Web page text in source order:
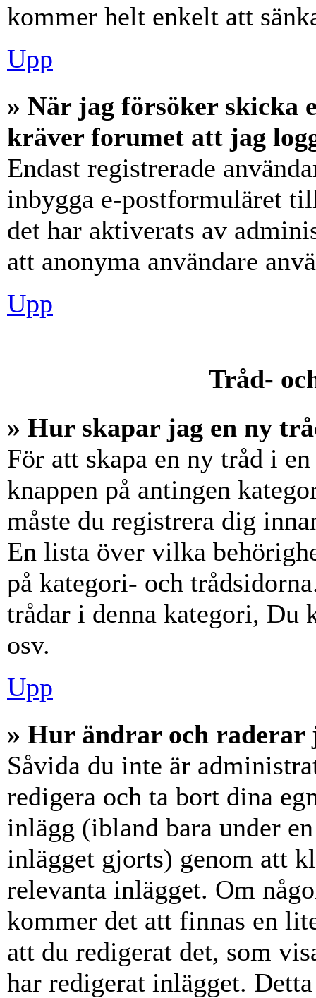
kommer helt enkelt att
Upp
» När jag försöker skicka
kräver forumet att jag
Endast registrerade
inbygga e-postformuläret
det har aktiverats av
att anonyma användare
Upp
Tråd-
» Hur skapar jag en ny
För att skapa en ny tråd i
knappen på antingen
måste du registrera dig
En lista över vilka
på kategori- och
trådar i denna kategori, Du
osv.
Upp
» Hur ändrar och raderar
Såvida du inte är
redigera och ta bort dina
inlägg (ibland bara under
inlägget gjorts) genom att
relevanta inlägget. Om
kommer det att finnas en
att du redigerat det, som
har redigerat inlägget.